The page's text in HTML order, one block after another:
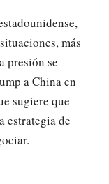
más
presión se
a China en
sugiere que
estrategia de